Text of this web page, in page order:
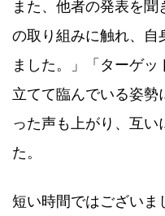
また、他者の発表を
の取り組みに触れ、自
ました。」「ターゲ
立てて臨んでいる姿勢
った声も上がり、互い
た。
短い時間ではございま